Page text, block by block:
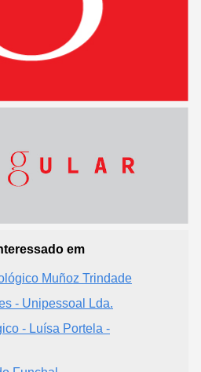
em
Muñoz Trindade
- Unipessoal Lda.
- Luísa Portela -